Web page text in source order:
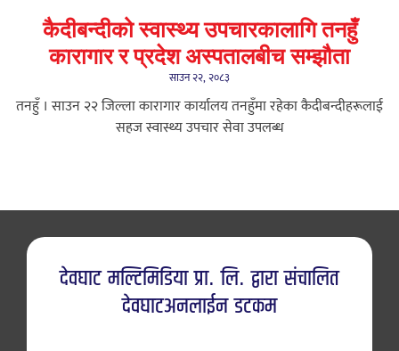
कैदीबन्दीको स्वास्थ्य उपचारकालागि तनहुँ
कारागार र प्रदेश अस्पतालबीच सम्झौता
साउन २२, २०८३
तनहुँ । साउन २२ जिल्ला कारागार कार्यालय तनहुँमा रहेका कैदीबन्दीहरूलाई
सहज स्वास्थ्य उपचार सेवा उपलब्ध
देवघाट मल्टिमिडिया प्रा. लि. द्वारा संचालित
देवघाटअनलाईन डटकम